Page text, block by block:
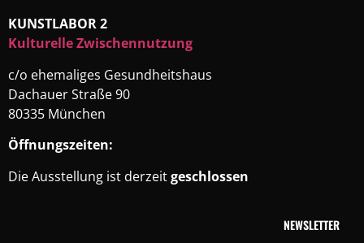
KUNSTLABOR 2
Kulturelle Zwischennutzung
c/o ehemaliges Gesundheitshaus
Dachauer Straße 90
80335 München
Öffnungszeiten:
Die Ausstellung ist derzeitgeschlossen
NEWSLETTER